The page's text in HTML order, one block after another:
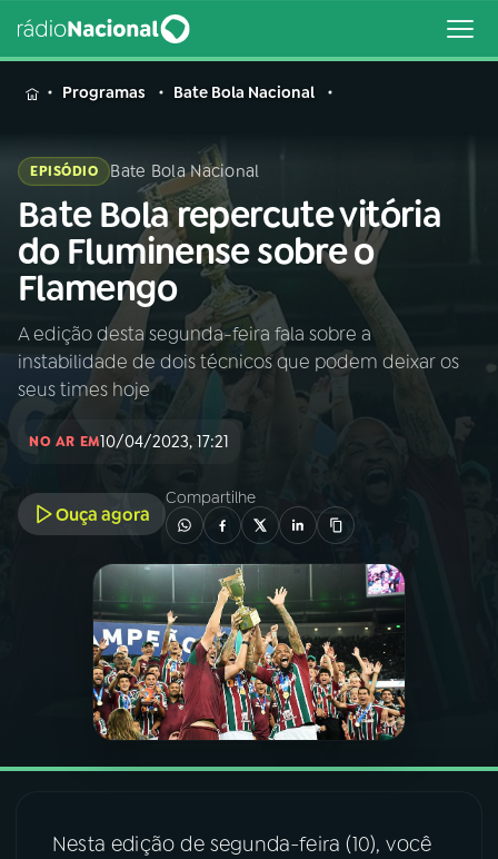
MENU
Buscar
na
Rádio
Nacional
Buscar
AO VIVO
01 INÍCIO
PROGRAMAS
PODCASTS
06VIDEOCASTS
07ÚLTIMAS
Programas Bate Bola Nacional
EPISÓDIO Bate Bola Nacional
Bate Bola repercute vitória
do Fluminense sobre o
Flamengo
A edição desta segunda-feira fala sobre a
instabilidade de dois técnicos que podem deixar os
seus times hoje
NO AR EM10/04/2023, 17:21
Ouça agora
Compartilhe
Nesta edição de segunda-feira (10), você